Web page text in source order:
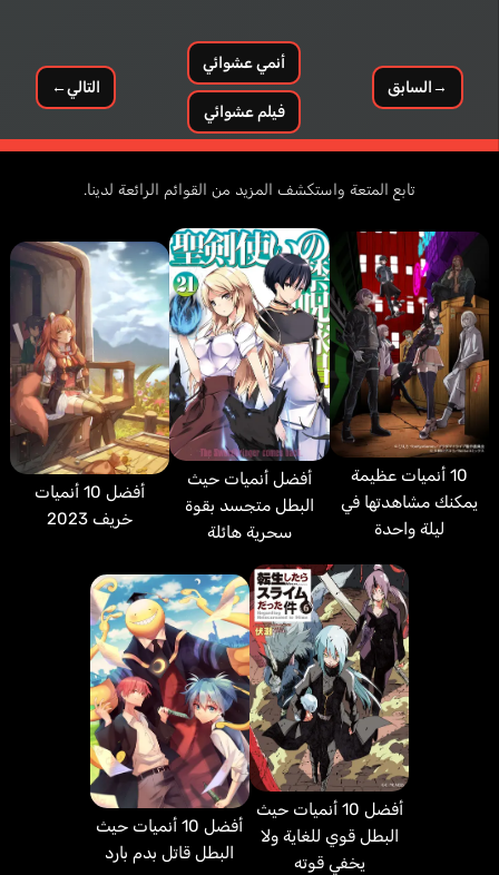
→السابق
أنمي عشوائي
فيلم عشوائي
التالي←
تابع المتعة واستكشف المزيد من القوائم الرائعة لدينا.
10 أنميات عظيمة
يمكنك مشاهدتها في
ليلة واحدة
أفضل أنميات حيث
البطل متجسد بقوة
سحرية هائلة
أفضل 10 أنميات
خريف 2023
أفضل 10 أنميات حيث
البطل قوي للغاية ولا
يخفي قوته
أفضل 10 أنميات حيث
البطل قاتل بدم بارد